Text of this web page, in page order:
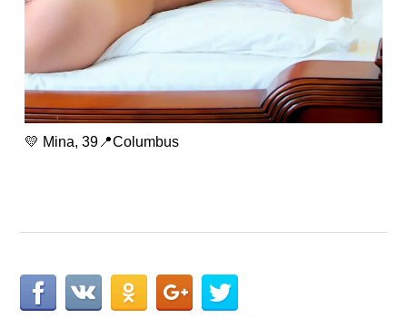
💛 Mina, 39📍Columbus